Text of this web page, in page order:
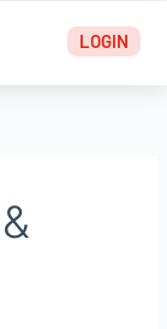
LOGIN